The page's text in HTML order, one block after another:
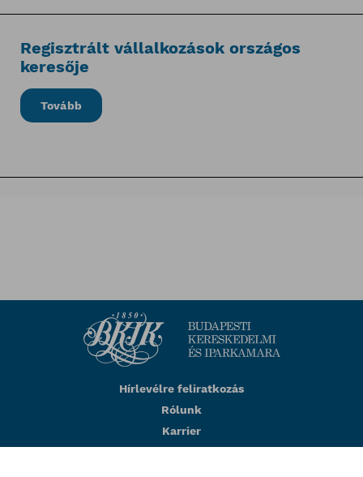
Regisztrált vállalkozások országos
keresője
Tovább
Hírlevélre feliratkozás
Rólunk
Karrier